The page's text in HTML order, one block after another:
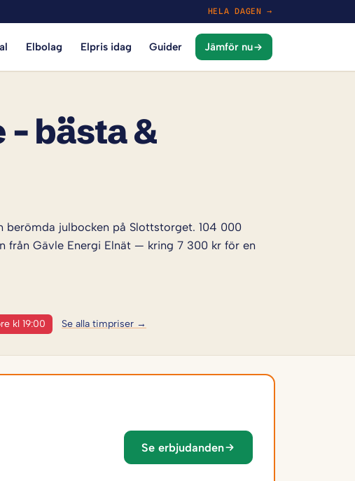
HELA DAGEN →
Elbolag Elpris idag Guider Jämför nu
bästa &
berömda julbocken på Slottstorget. 104 000
från Gävle Energi Elnät — kring 7 300 kr för en
kl 19:00 Se alla timpriser →
Se erbjudanden